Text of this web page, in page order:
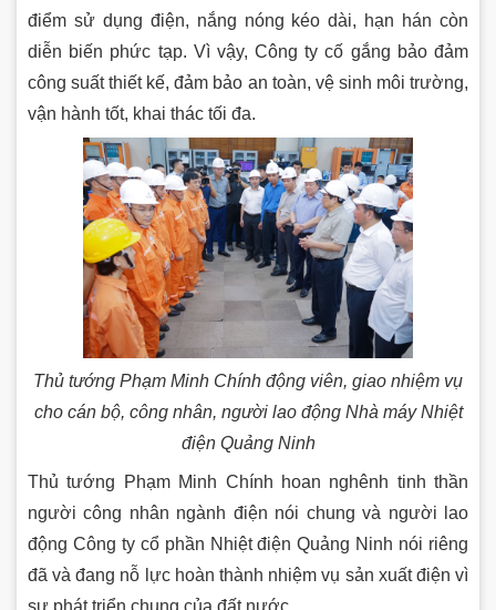
điểm sử dụng điện, nắng nóng kéo dài, hạn hán còn
diễn biến phức tạp. Vì vậy, Công ty cố gắng bảo đảm
công suất thiết kế, đảm bảo an toàn, vệ sinh môi trường,
vận hành tốt, khai thác tối đa.
Thủ tướng Phạm Minh Chính động viên, giao nhiệm vụ
cho cán bộ, công nhân, người lao động Nhà máy Nhiệt
điện Quảng Ninh
Thủ tướng Phạm Minh Chính hoan nghênh tinh thần
người công nhân ngành điện nói chung và người lao
động Công ty cổ phần Nhiệt điện Quảng Ninh nói riêng
đã và đang nỗ lực hoàn thành nhiệm vụ sản xuất điện vì
sự phát triển chung của đất nước.